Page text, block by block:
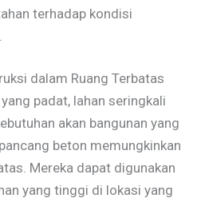
terhadap kondisi
dalam Ruang Terbatas
padat, lahan seringkali
akan bangunan yang
beton memungkinkan
Mereka dapat digunakan
yang tinggi di lokasi yang